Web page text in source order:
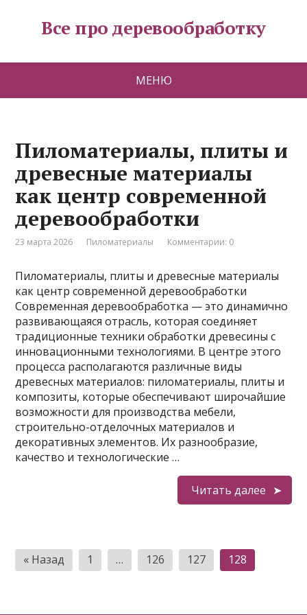
Все про деревообработку
МЕНЮ
Пиломатериалы, плиты и
древесные материалы
как центр современной
деревообработки
23 марта 2026 Пиломатериалы Комментарии: 0
Пиломатериалы, плиты и древесные материалы
как центр современной деревообработки
Современная деревообработка — это динамично
развивающаяся отрасль, которая соединяет
традиционные техники обработки древесины с
инновационными технологиями. В центре этого
процесса располагаются различные виды
древесных материалов: пиломатериалы, плиты и
композиты, которые обеспечивают широчайшие
возможности для производства мебели,
строительно-отделочных материалов и
декоративных элементов. Их разнообразие,
качество и технологические …
Читать далее
Пагинация
записей
« Назад 1 … 126 127 128